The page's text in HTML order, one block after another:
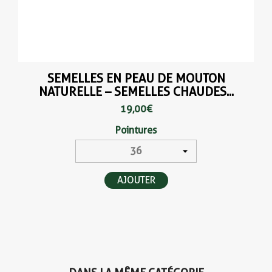
SEMELLES EN PEAU DE MOUTON
NATURELLE – SEMELLES CHAUDES...
19,00 €
Pointures
AJOUTER